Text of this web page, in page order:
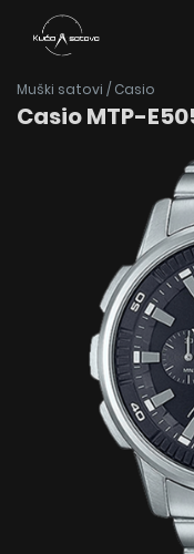
Muški satovi / Casio
Casio MTP-